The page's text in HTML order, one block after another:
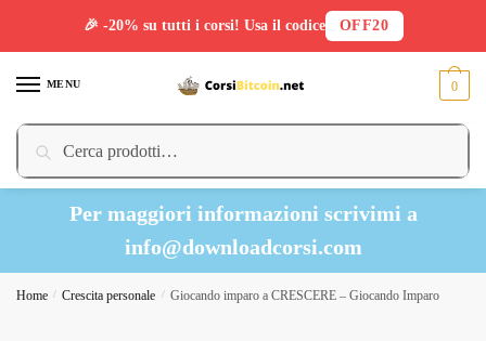
MENU
Cerca:
Cerca
0
Per maggiori informazioni scrivimi a
info@downloadcorsi.com
Home / Crescita personale / Giocando imparo a CRESCERE – Giocando Imparo
🎉 -20% su tutti i corsi! Usa il codice OFF20